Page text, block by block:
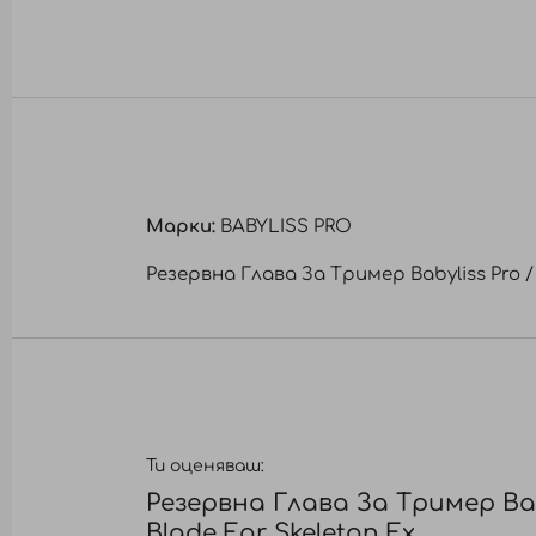
Марки: BABYLISS PRO
Резервна Глава За Тример Babyliss Pro
Ти оценяваш:
Резервна Глава За Тример